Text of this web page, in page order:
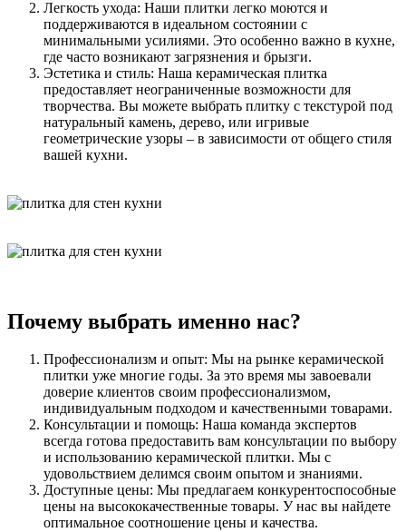
Легкость ухода: Наши плитки легко моются и
поддерживаются в идеальном состоянии с
минимальными усилиями. Это особенно важно в кухне,
где часто возникают загрязнения и брызги.
Эстетика и стиль: Наша керамическая плитка
предоставляет неограниченные возможности для
творчества. Вы можете выбрать плитку с текстурой под
натуральный камень, дерево, или игривые
геометрические узоры – в зависимости от общего стиля
вашей кухни.
Почему выбрать именно нас?
Профессионализм и опыт: Мы на рынке керамической
плитки уже многие годы. За это время мы завоевали
доверие клиентов своим профессионализмом,
индивидуальным подходом и качественными товарами.
Консультации и помощь: Наша команда экспертов
всегда готова предоставить вам консультации по выбору
и использованию керамической плитки. Мы с
удовольствием делимся своим опытом и знаниями.
Доступные цены: Мы предлагаем конкурентоспособные
цены на высококачественные товары. У нас вы найдете
оптимальное соотношение цены и качества.